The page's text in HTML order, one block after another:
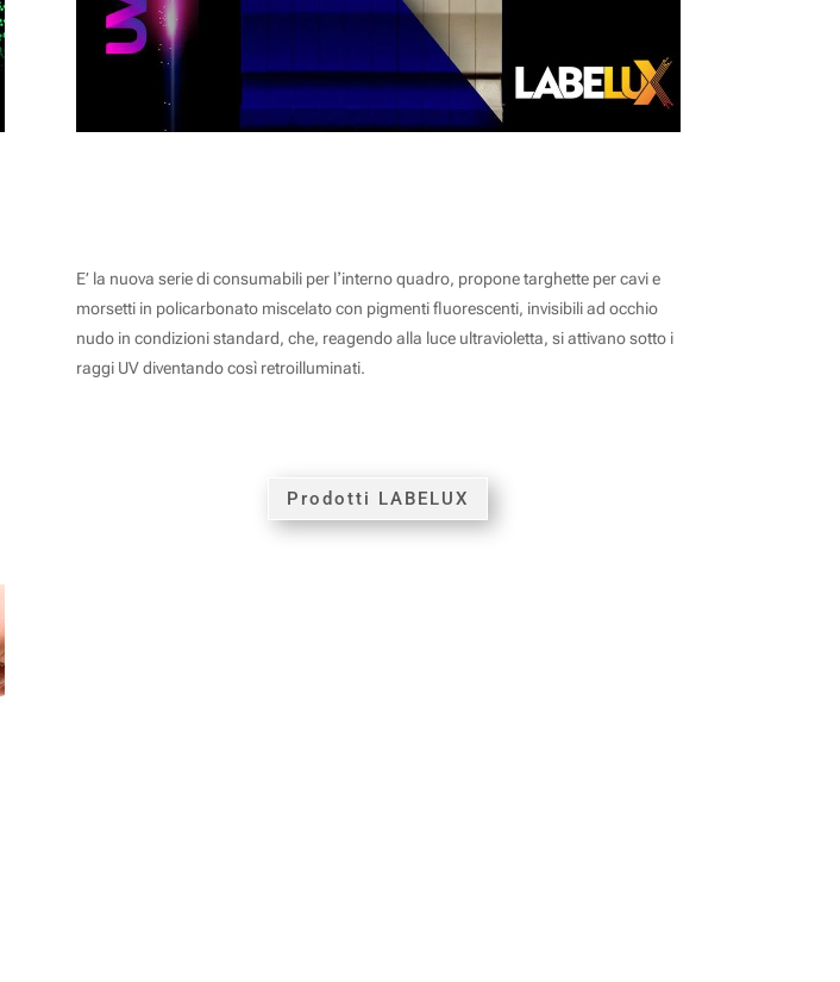
E’ la nuova serie di consumabili per lʼinterno quadro, propone targhette per cavi e
morsetti in policarbonato miscelato con pigmenti fluorescenti, invisibili ad occhio
nudo in condizioni standard, che, reagendo alla luce ultravioletta, si attivano sotto i
raggi UV diventando così retroilluminati.
Prodotti LABELUX